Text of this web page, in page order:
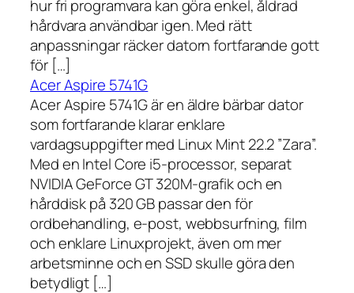
hur fri programvara kan göra enkel, åldrad
hårdvara användbar igen. Med rätt
anpassningar räcker datorn fortfarande gott
för […]
Acer Aspire 5741G
Acer Aspire 5741G är en äldre bärbar dator
som fortfarande klarar enklare
vardagsuppgifter med Linux Mint 22.2 ”Zara”.
Med en Intel Core i5-processor, separat
NVIDIA GeForce GT 320M-grafik och en
hårddisk på 320 GB passar den för
ordbehandling, e-post, webbsurfning, film
och enklare Linuxprojekt, även om mer
arbetsminne och en SSD skulle göra den
betydligt […]